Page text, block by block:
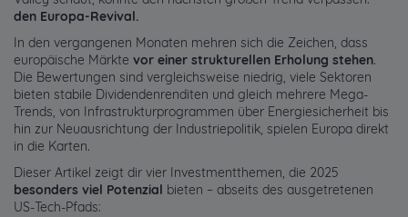
den Europa-Revival.
In den vergangenen Monaten mehren sich die Zeichen, dass
europäische Märkte vor einer strukturellen Erholung stehen.
Die Bewertungen sind vergleichsweise niedrig, viele Sektoren
bieten stabile Dividendenrenditen und gleich mehrere Mega-
Trends, von Infrastrukturprogrammen über Energiesicherheit bis
hin zur Neuausrichtung der Industriepolitik, spielen Europa direkt
in die Karten.
Dieser Artikel zeigt dir vier Investmentthemen, die 2025
besonders viel Potenzial
bieten – abseits des ausgetretenen
US-Tech-Pfads: